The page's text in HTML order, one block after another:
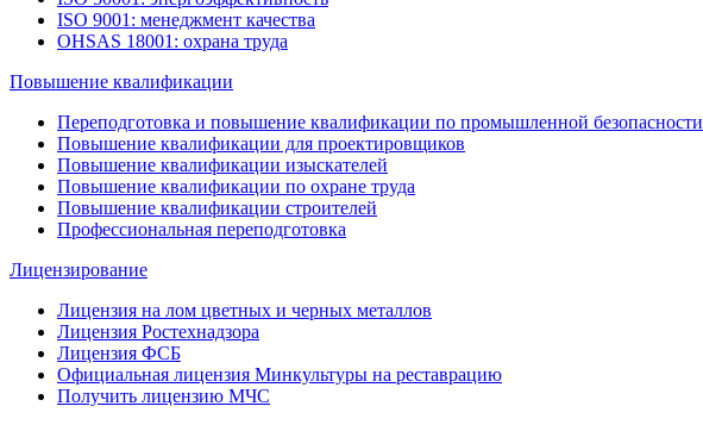
ISO 9001: менеджмент качества
OHSAS 18001: охрана труда
Повышение квалификации
Переподготовка и повышение квалификации по промышленной безопасности
Повышение квалификации для проектировщиков
Повышение квалификации изыскателей
Повышение квалификации по охране труда
Повышение квалификации строителей
Профессиональная переподготовка
Лицензирование
Лицензия на лом цветных и черных металлов
Лицензия Ростехнадзора
Лицензия ФСБ
Официальная лицензия Минкультуры на реставрацию
Получить лицензию МЧС